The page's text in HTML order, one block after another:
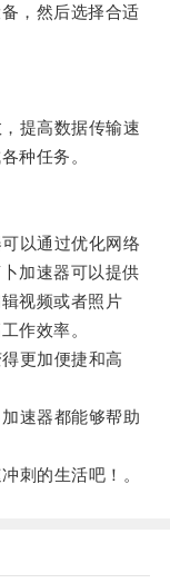
，然后选择合适
提高数据传输速
种任务。
以通过优化网络
加速器可以提供
视频或者照片
作效率。
更加便捷和高
速器都能够帮助
的生活吧！。